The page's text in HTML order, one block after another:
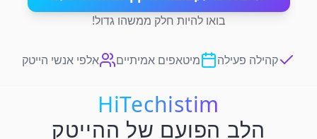
בואו להיות חלק ממשהו גדול!
קהילה פעילה מיטאפים אמיתיים אלפי אנשי הייטק
HiTechistim
הלב הפועם של ההייטק